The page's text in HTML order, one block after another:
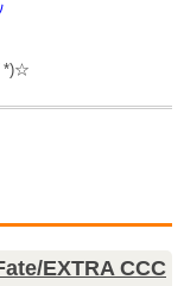
*)☆
EXTRA CCC